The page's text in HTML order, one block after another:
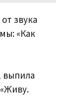
звука
«Как
выпила